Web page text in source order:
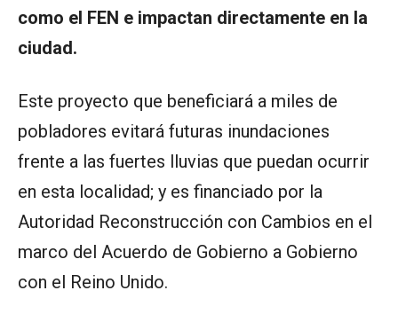
como el FEN e impactan directamente en la
ciudad.
Este proyecto que beneficiará a miles de
pobladores evitará futuras inundaciones
frente a las fuertes lluvias que puedan ocurrir
en esta localidad; y es financiado por la
Autoridad Reconstrucción con Cambios en el
marco del Acuerdo de Gobierno a Gobierno
con el Reino Unido.